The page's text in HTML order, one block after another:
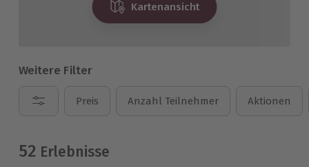
Kartenansicht
Weitere Filter
Preis Anzahl Teilnehmer Aktionen
52 Erlebnisse